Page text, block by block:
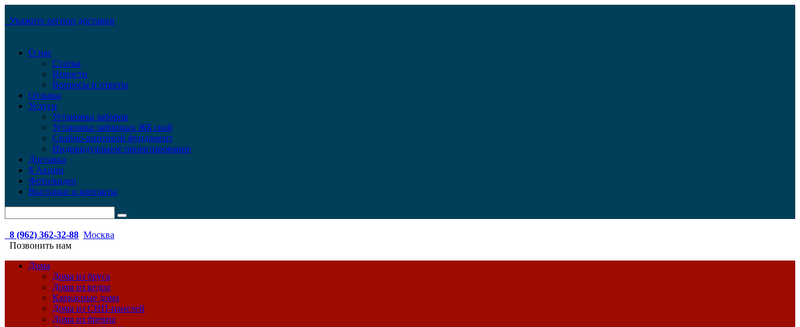
Укажите регион доставки
О нас
Статьи
Новости
Вопросы и ответы
Отзывы
Услуги
Установка заборов
Установка забивных ЖБ свай
Свайно-винтовой фундамент
Индивидуальное проектирование
Доставка
$ Акции
Фото/видео
Выставки и контакты
8 (962) 362-32-88 Москва
Позвонить нам
Дома
Дома из бруса
Дома из кедра
Каркасные дома
Дома из СИП-панелей
Дома из бревна